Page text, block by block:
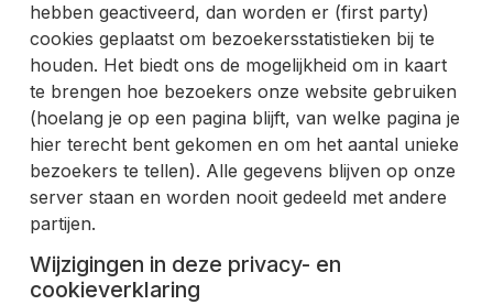
hebben geactiveerd, dan worden er (first party)
cookies geplaatst om bezoekersstatistieken bij te
houden. Het biedt ons de mogelijkheid om in kaart
te brengen hoe bezoekers onze website gebruiken
(hoelang je op een pagina blijft, van welke pagina je
hier terecht bent gekomen en om het aantal unieke
bezoekers te tellen). Alle gegevens blijven op onze
server staan en worden nooit gedeeld met andere
partijen.
Wijzigingen in deze privacy- en
cookieverklaring